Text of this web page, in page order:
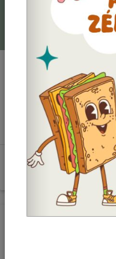
Nouveau
PLUS DE DÉTAILS